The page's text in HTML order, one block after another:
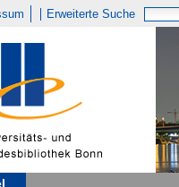
Erweiterte Suche